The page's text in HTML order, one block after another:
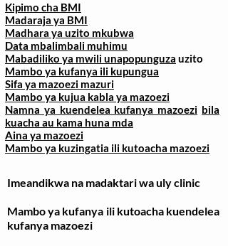
Kipimo cha BMI
Madaraja ya BMI
Madhara ya uzito mkubwa
Data mbalimbali muhimu
Mabadiliko ya mwili unapopunguza uzito
Mambo ya kufanya ili kupungua
Sifa ya mazoezi mazuri
Mambo ya kujua kabla ya mazoezi
Namna ya kuendelea kufanya mazoezi bila
kuacha au kama huna mda
Aina ya mazoezi
Mambo ya kuzingatia ili kutoacha mazoezi
Imeandikwa na madaktari wa uly clinic
Mambo ya kufanya ili kutoacha kuendelea
kufanya mazoezi